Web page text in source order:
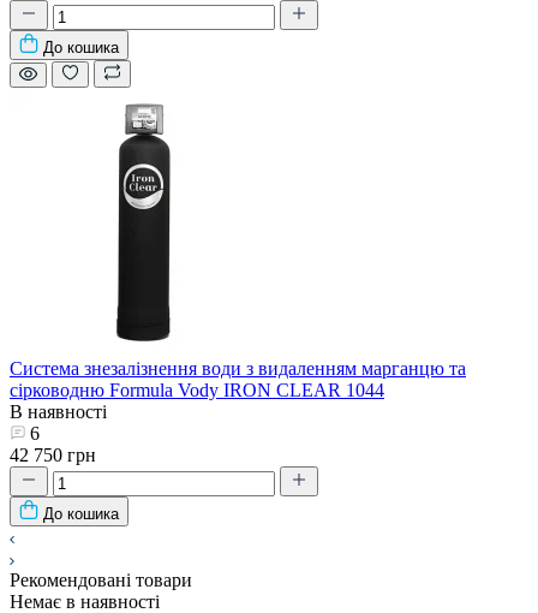
До кошика
Система знезалізнення води з видаленням марганцю та
сірководню Formula Vody IRON CLEAR 1044
В наявності
6
42 750 грн
До кошика
Рекомендовані товари
Немає в наявності